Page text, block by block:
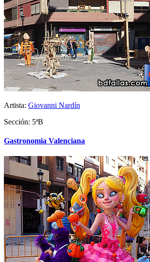
Artista: Giovanni Nardín
Sección: 5ªB
Gastronomia Valenciana